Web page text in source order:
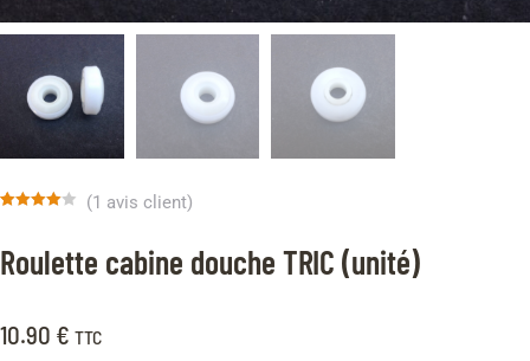
Roulette cabine douche TRIC (unité)
10.90 € TTC
basé
sur
(1 avis client)